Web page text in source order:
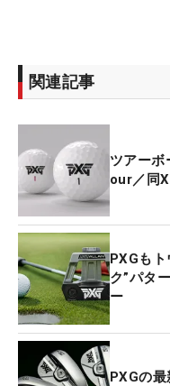
関連記事
ツアー
our／同
PXGも
ク”パタ
ー
PXGの